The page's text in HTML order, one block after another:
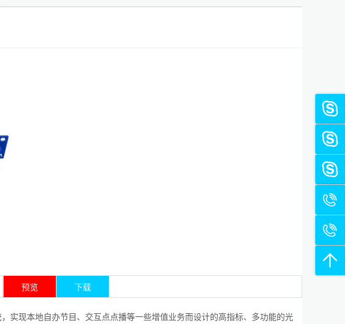
预览 下载
实现本地自办节目、交互点点播等一些增值业务而设计的高指标、多功能的光